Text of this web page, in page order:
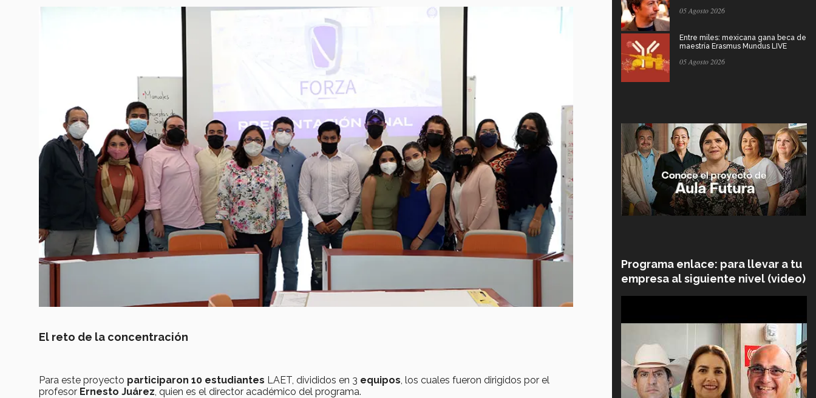
El reto de la concentración
Para este proyecto participaron 10 estudiantes LAET, divididos en 3 equipos , los cuales fueron dirigidos por el
profesor Ernesto Juárez , quien es el director académico del programa.
05 Agosto 2026
Entre miles: mexicana gana beca de
maestría Erasmus Mundus LIVE
05 Agosto 2026
Programa enlace: para llevar a tu
empresa al siguiente nivel (video)